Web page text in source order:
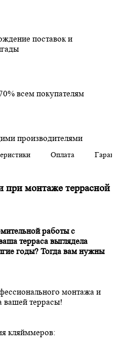
поставок и
всем покупателям
производителями
Оплата
при монтаже террасной
работы с
терраса выглядела
годы? Тогда вам нужны
монтажа и
вашей террасы!
кляйммеров: